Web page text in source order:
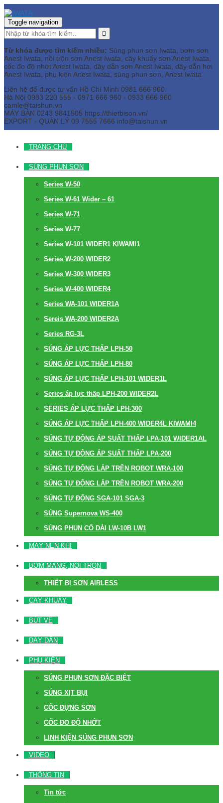
Toggle navigation
Từ khóa được tìm kiếm nhiều: Súng phun sơn Iwata, bơm sơn
Anest Iwata, nồi trộn sơn Anest Iwata, cây khuấy sơn Anest Iwata,
cốc đo độ nhớt Anest Iwata, dây dẫn sơn Anest Iwata, dây dẫn hơi
Anest Iwata, phụ kiện Anest Iwata, súng phun sơn, Anest Iwata
Liên hệ để được tư vấn Hồ Chí Minh 0981 666 960
Hà Nội 0983 220 555 - 0971 666 960 - 0933 666 960
camle@taishun.vn
MÁY BÀN 0243 9841505 https://thietbison.vn/
EXPORT - QUẢN LÝ 09 7555 7666 info@taishun.vn
TRANG CHỦ
SÚNG PHUN SƠN
Series W-50
Series W-61 Wider – 61
Series W-71
Series W-77
Series W-101 WIDER1 KIWAMI1
Series W-200 WIDER2
Series W-300 WIDER3
Series W-400 WIDER4
Series WA-101 WIDER1A
Sereis WA-200 WIDER2A
Series RG-3L
SÚNG ÁP LỰC THẤP LPH-50
SÚNG ÁP LỰC THẤP LPH-80
SÚNG ÁP LỰC THẤP LPH-101 WIDER1L
Series áp lực thấp LPH-200 WIDER2L
SERIES ÁP LỰC THẤP LPH-300
SÚNG ÁP LỰC THẤP LPH-400 WIDER4L KIWAMI4
SÚNG TỰ ĐỘNG ÁP SUẤT THẤP LPA-101 WIDER1AL
SÚNG TỰ ĐỘNG ÁP SUẤT THẤP LPA-200
SÚNG TỰ ĐỘNG LẮP TRÊN ROBOT WRA-100
SÚNG TỰ ĐỘNG LẮP TRÊN ROBOT WRA-200
SÚNG TỰ ĐỘNG SGA-101 SGA-3
SÚNG Supernova WS-400
SÚNG PHUN CỔ DÀI LW-10B LW1
MÁY NÉN KHÍ
BƠM MÀNG, NỒI TRỘN
THIẾT BỊ SƠN AIRLESS
CÂY KHUẤY
BÚT VẼ
DÂY DẪN
PHỤ KIỆN
SÚNG PHUN SƠN ĐẶC BIỆT
SÚNG XỊT BỤI
CỐC ĐỰNG SƠN
CỐC ĐO ĐỘ NHỚT
LINH KIỆN SÚNG PHUN SƠN
VIDEO
THÔNG TIN
Tin tức